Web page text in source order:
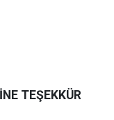
TEŞEKKÜR